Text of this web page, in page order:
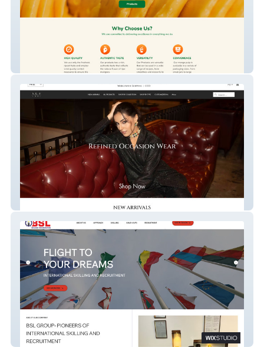
Navya Foods
ENEM Store
BSL -